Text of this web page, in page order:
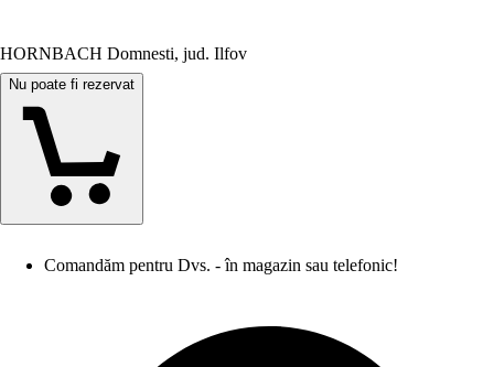
HORNBACH Domnesti, jud. Ilfov
Nu poate fi rezervat
Comandăm pentru Dvs. - în magazin sau telefonic!